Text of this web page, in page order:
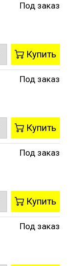
Под заказ
Купить
Под заказ
Купить
Под заказ
Купить
Под заказ